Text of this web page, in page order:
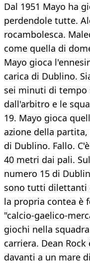
Dal 1951 Mayo ha
perdendole tutte.
rocambolesca.
come quella di
Mayo gioca
carica di Dublino.
sei minuti di tempo
dall'arbitro e le
19. Mayo gioca
azione della
di Dublino. Fallo.
40 metri dai pali.
numero 15 di
sono tutti dilettanti
la propria contea è
"calcio-gaelico-
giochi nella
carriera. Dean
davanti a un mare